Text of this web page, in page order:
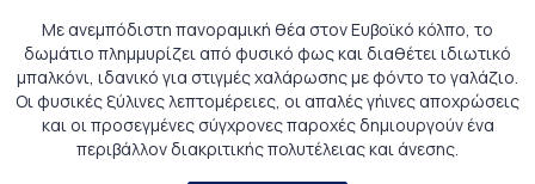
Με ανεμπόδιστη πανοραμική θέα στον Ευβοϊκό κόλπο, το
δωμάτιο πλημμυρίζει από φυσικό φως και διαθέτει ιδιωτικό
μπαλκόνι, ιδανικό για στιγμές χαλάρωσης με φόντο το γαλάζιο.
Οι φυσικές ξύλινες λεπτομέρειες, οι απαλές γήινες αποχρώσεις
και οι προσεγμένες σύγχρονες παροχές δημιουργούν ένα
περιβάλλον διακριτικής πολυτέλειας και άνεσης.